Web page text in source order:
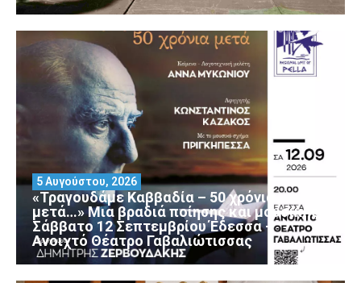
«Τραγουδάμε Καββαδία – 50 χρόνια
μετά…» Μια βραδιά ποίησης και μουσικής
Σάββατο 12 Σεπτεμβρίου Έδεσσα –
Ανοιχτό Θέατρο Γαβαλιώτισσας
5 Αυγούστου, 2026